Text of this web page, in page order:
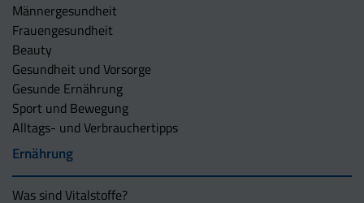
Männergesundheit
Frauengesundheit
Beauty
Gesundheit und Vorsorge
Gesunde Ernährung
Sport und Bewegung
Alltags- und Verbrauchertipps
Ernährung
Was sind Vitalstoffe?